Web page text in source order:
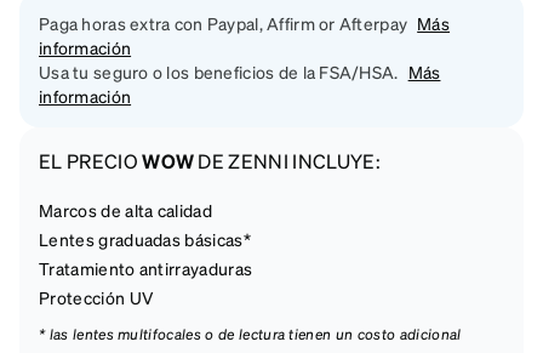
Paga horas extra con Paypal, Affirm or Afterpay Más
información
Usa tu seguro o los beneficios de la FSA/HSA. Más
información
EL PRECIOWOWDE ZENNI INCLUYE:
Marcos de alta calidad
Lentes graduadas básicas*
Tratamiento antirrayaduras
Protección UV
* las lentes multifocales o de lectura tienen un costo adicional